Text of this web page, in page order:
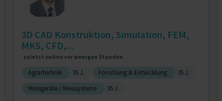
3D CAD Konstruktion, Simulation, FEM,
MKS, CFD,...
zuletzt online vor wenigen Stunden
Agrartechnik 35 J. Forschung & Entwicklung
35 J.
Messgeräte / Messsysteme
35 J.